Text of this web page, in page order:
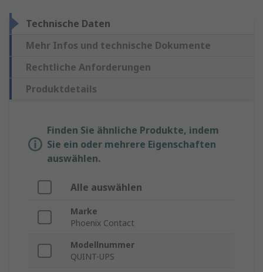
Technische Daten
Mehr Infos und technische Dokumente
Rechtliche Anforderungen
Produktdetails
Finden Sie ähnliche Produkte, indem
Sie ein oder mehrere Eigenschaften
auswählen.
Alle auswählen
Marke
Phoenix Contact
Modellnummer
QUINT-UPS